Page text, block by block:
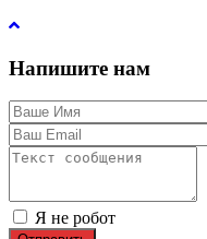
Напишите нам
Я не робот